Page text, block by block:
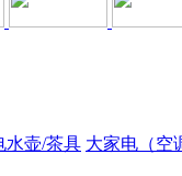
水壶/茶具 大家电（空